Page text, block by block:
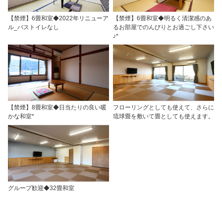
【禁煙】6畳和室◆2022年リニューア
ル_バストイレなし
【禁煙】6畳和室◆明るく清潔感のあ
るお部屋でのんびりとお過ごし下さい
♪*
【禁煙】8畳和室◆日当たりの良い暖
かな和室*
フローリングとしても使えて、さらに
琉球畳を敷いて畳としても使えます。
グループ歓迎◆32畳和室